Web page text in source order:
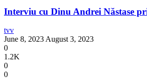
Interviu cu Dinu Andrei Năstase
tvv
June 8, 2023August 3, 2023
0
1.2K
0
0